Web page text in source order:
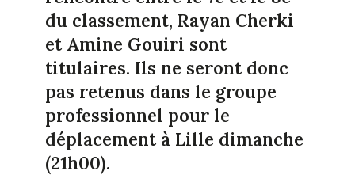
du classement, Rayan Cherki
et Amine Gouiri sont
titulaires. Ils ne seront donc
pas retenus dans le groupe
professionnel pour le
déplacement à Lille dimanche
(21h00).